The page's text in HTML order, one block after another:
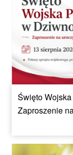
Święto
Zaproszenie